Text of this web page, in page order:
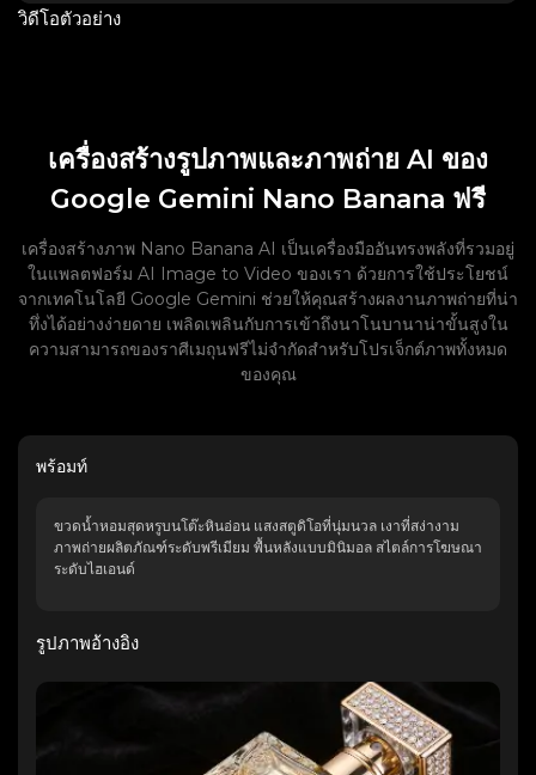
วิดีโอตัวอย่าง
เครื่องสร้างรูปภาพและภาพถ่าย AI ของ
Google Gemini Nano Banana ฟรี
เครื่องสร้างภาพ Nano Banana AI เป็นเครื่องมืออันทรงพลังที่รวมอยู่
ในแพลตฟอร์ม AI Image to Video ของเรา ด้วยการใช้ประโยชน์
จากเทคโนโลยี Google Gemini ช่วยให้คุณสร้างผลงานภาพถ่ายที่น่า
ทึ่งได้อย่างง่ายดาย เพลิดเพลินกับการเข้าถึงนาโนบานาน่าขั้นสูงใน
ความสามารถของราศีเมถุนฟรีไม่จำกัดสำหรับโปรเจ็กต์ภาพทั้งหมด
ของคุณ
พร้อมท์
ขวดน้ำหอมสุดหรูบนโต๊ะหินอ่อน แสงสตูดิโอที่นุ่มนวล เงาที่สง่างาม
ภาพถ่ายผลิตภัณฑ์ระดับพรีเมียม พื้นหลังแบบมินิมอล สไตล์การโฆษณา
ระดับไฮเอนด์
รูปภาพอ้างอิง